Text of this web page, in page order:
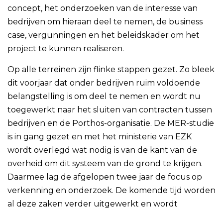
concept, het onderzoeken van de interesse van
bedrijven om hieraan deel te nemen, de business
case, vergunningen en het beleidskader om het
project te kunnen realiseren.
Op alle terreinen zijn flinke stappen gezet. Zo bleek
dit voorjaar dat onder bedrijven ruim voldoende
belangstelling is om deel te nemen en wordt nu
toegewerkt naar het sluiten van contracten tussen
bedrijven en de Porthos-organisatie. De MER-studie
is in gang gezet en met het ministerie van EZK
wordt overlegd wat nodig is van de kant van de
overheid om dit systeem van de grond te krijgen.
Daarmee lag de afgelopen twee jaar de focus op
verkenning en onderzoek. De komende tijd worden
al deze zaken verder uitgewerkt en wordt